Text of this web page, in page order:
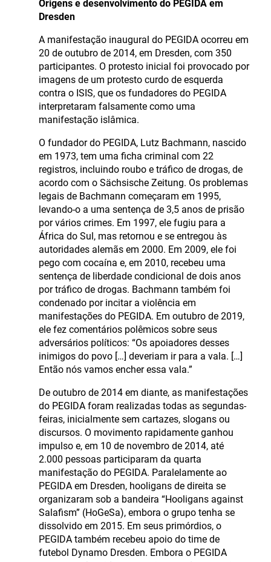
Origens e desenvolvimento do PEGIDA em
Dresden
A manifestação inaugural do PEGIDA ocorreu em
20 de outubro de 2014, em Dresden, com 350
participantes. O protesto inicial foi provocado por
imagens de um protesto curdo de esquerda
contra o ISIS, que os fundadores do PEGIDA
interpretaram falsamente como uma
manifestação islâmica.
O fundador do PEGIDA, Lutz Bachmann, nascido
em 1973, tem uma ficha criminal com 22
registros, incluindo roubo e tráfico de drogas, de
acordo com o Sächsische Zeitung. Os problemas
legais de Bachmann começaram em 1995,
levando-o a uma sentença de 3,5 anos de prisão
por vários crimes. Em 1997, ele fugiu para a
África do Sul, mas retornou e se entregou às
autoridades alemãs em 2000. Em 2009, ele foi
pego com cocaína e, em 2010, recebeu uma
sentença de liberdade condicional de dois anos
por tráfico de drogas. Bachmann também foi
condenado por incitar a violência em
manifestações do PEGIDA. Em outubro de 2019,
ele fez comentários polêmicos sobre seus
adversários políticos: “Os apoiadores desses
inimigos do povo […] deveriam ir para a vala. […]
Então nós vamos encher essa vala.”
De outubro de 2014 em diante, as manifestações
do PEGIDA foram realizadas todas as segundas-
feiras, inicialmente sem cartazes, slogans ou
discursos. O movimento rapidamente ganhou
impulso e, em 10 de novembro de 2014, até
2.000 pessoas participaram da quarta
manifestação do PEGIDA. Paralelamente ao
PEGIDA em Dresden, hooligans de direita se
organizaram sob a bandeira “Hooligans against
Salafism” (HoGeSa), embora o grupo tenha se
dissolvido em 2015. Em seus primórdios, o
PEGIDA também recebeu apoio do time de
futebol Dynamo Dresden. Embora o PEGIDA